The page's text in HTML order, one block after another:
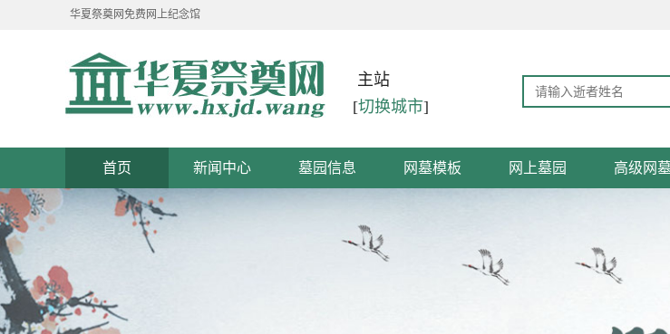
华夏祭奠网免费网上纪念馆
主站
[切换城市]
首页 新闻中心 墓园信息 网墓模板 网上墓园 高级网